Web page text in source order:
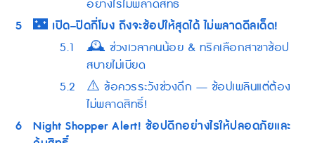
อย่างไรไม่พลาดสิทธิ์
5 🌃 เปิด–ปิดกี่โมง ถึงจะช้อปให้สุดได้ ไม่พลาดดีลเด็ด!
5.1
🕰️ ช่วงเวลาคนน้อย & ทริคเลือกสาขาช้อป
สบายไม่เบียด
5.2
⚠️ ข้อควรระวังช่วงดึก — ช้อปเพลินแต่ต้อง
ไม่พลาดสิทธิ์!
6 Night Shopper Alert! ช้อปดึกอย่างไรให้ปลอดภัยและ